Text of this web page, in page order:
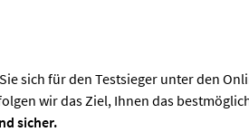
sich für den Testsieger unter den
wir das Ziel, Ihnen das
sicher.